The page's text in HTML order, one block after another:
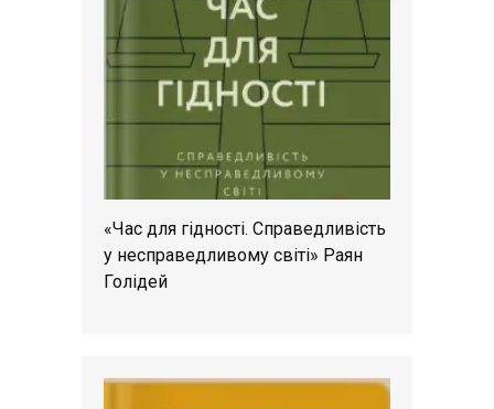
«Час для гідності. Справедливість
у несправедливому світі» Раян
Голідей